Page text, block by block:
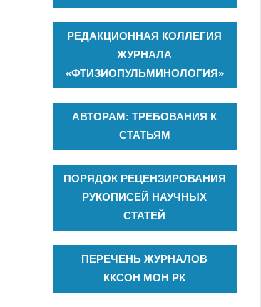
РЕДАКЦИОННАЯ КОЛЛЕГИЯ
ЖУРНАЛА
«ФТИЗИОПУЛЬМИНОЛОГИЯ»
АВТОРАМ: ТРЕБОВАНИЯ К
СТАТЬЯМ
ПОРЯДОК РЕЦЕНЗИРОВАНИЯ
РУКОПИСЕЙ НАУЧНЫХ
СТАТЕЙ
ПЕРЕЧЕНЬ ЖУРНАЛОВ
ККСОН МОН РК